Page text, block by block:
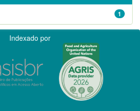
1
Indexado por